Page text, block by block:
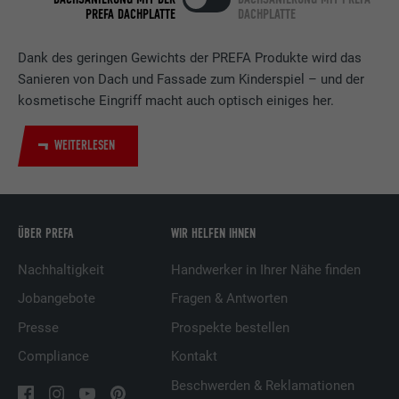
Dank des geringen Gewichts der PREFA Produkte wird das
Sanieren von Dach und Fassade zum Kinderspiel – und der
kosmetische Eingriff macht auch optisch einiges her.
WEITERLESEN
PREFA DACHPLATTE
DACHPLATTE
ÜBER PREFA
Nachhaltigkeit
Jobangebote
Presse
Compliance
WIR HELFEN IHNEN
Handwerker in Ihrer Nähe finden
Fragen & Antworten
Prospekte bestellen
Kontakt
Beschwerden & Reklamationen
Zweck
Verwendet vom Social-Networking-Dienst
Verwendung von eingebetteten
Dienstleistungen.
Name
Zweck
Wird verwendet, um Besucher auf
relevante Werbung basierend auf den
Präferenzen des Besuchers zu